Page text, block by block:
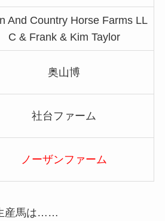
And Country Horse Farms LL
C & Frank & Kim Taylor
奥山博
社台ファーム
ノーザンファーム
産馬は……